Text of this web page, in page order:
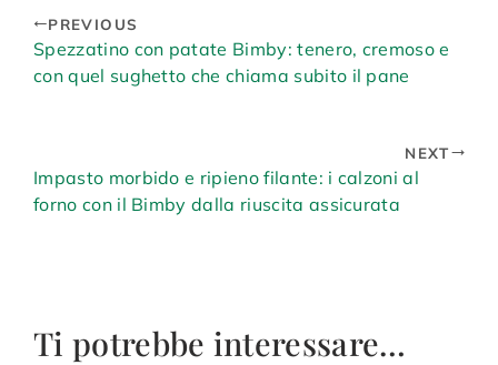
PREVIOUS
Spezzatino con patate Bimby: tenero, cremoso e
con quel sughetto che chiama subito il pane
NEXT
Impasto morbido e ripieno filante: i calzoni al
forno con il Bimby dalla riuscita assicurata
Ti potrebbe interessare…